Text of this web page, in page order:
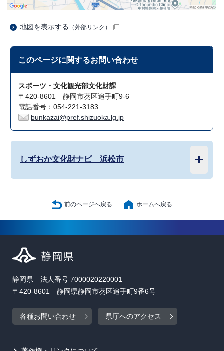
地図を表示する （外部リンク）
このページに関するお問い合わせ
スポーツ・文化観光部文化財課
〒420-8601 静岡市葵区追手町9-6
電話番号：054-221-3183
bunkazai@pref.shizuoka.lg.jp
しずおか文化財ナビ 浜松市
前のページへ戻る ホームへ戻る
静岡県 法人番号 7000020220001
〒420-8601 静岡県静岡市葵区追手町9番6号
各種お問い合わせ 県庁へのアクセス